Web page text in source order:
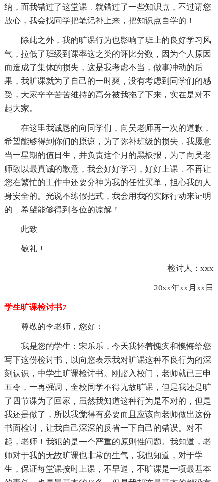
纳，而我错过了这堂课，就错过了一些知识点，不过请您
放心，我会找同学把笔记补上来，把知识点自学的！
除此之外，我的旷课行为也影响了班上的良好学习风
气，拉低了班级到课率这之类的评比分数，因为个人原因
而造成了集体的损失，这是我考虑不当，做事冲动的后
果，我旷课就为了自己的一时爽，没有考虑到同学们的感
受，大家辛辛苦苦维持的高分被我拖了下来，实在是对不
起大家。
在这里我诚恳的向同学们，向吴老师再一次的道歉，
希望能够得到你们的原谅，为了弥补班级的损失，我愿意
当一星期的值日生，并负责这个月的黑板报，为了向吴老
师致以最真诚的歉意，我会好好学习，好好上课，不再让
您在繁忙的工作中还要分神为我的任性买单，担心我的人
身安全的。光说不练假把式，我会用我的实际行动来证明
的，希望能够得到各位的谅解！
此致
敬礼！
检讨人：xxx
20xx年xx月xx日
学生旷课检讨书7
尊敬的李老师，您好：
我是您的学生：宋乐乐，今天我怀着愧疚和懊悔给您
写下这份检讨书，以向您表示我对旷课这种不良行为的深
刻认识，中学生旷课检讨书。刚踏入校门，老师就已三申
五令，一再强调，全校同学不得无故旷课，但是我还是旷
了四节课为了回家，虽然我知道这种行为是不对的，但是
我还是做了，所以我觉得有必要而且应该向老师做出这份
书面检讨，让我自己深深的反省一下自己的错误。对不
起，老师！我犯的是一个严重的原则性问题。我知道，老
师对于我的无故旷课也非常的生气，我也知道，对于学
生，保证每堂课按时上课，不早退，不旷课是一项最基本